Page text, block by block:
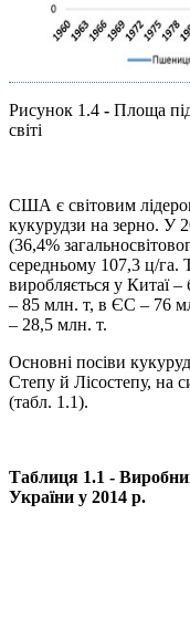
Рисунок 1.4 - Площа
світі
США є світовим
кукурудзи на зерно. У
(36,4%
середньому 107,3 ц/га.
виробляється у Китаї
– 85 млн. т, в ЄС – 76
– 28,5 млн. т.
Основні посіви
Степу й Лісостепу, на
(табл. 1.1).
Таблиця 1.1 -
України у 2014 р.